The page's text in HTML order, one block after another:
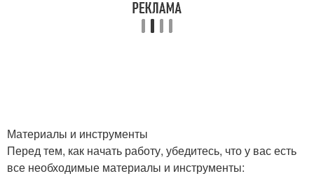
Материалы и инструменты
Перед тем, как начать работу, убедитесь, что у вас есть
все необходимые материалы и инструменты: